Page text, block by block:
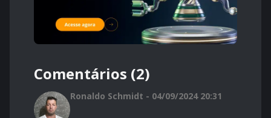
Comentários (2)
Ronaldo Schmidt - 04/09/2024 20:31